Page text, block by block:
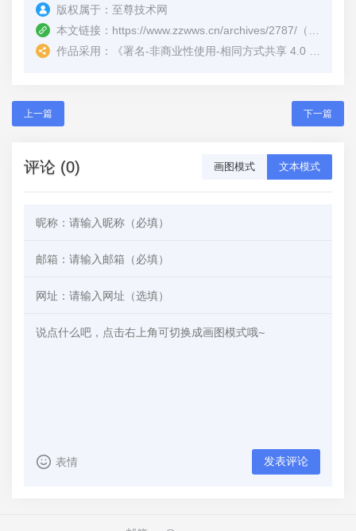
版权属于： 至尊技术网
本文链接： https://www.zzwws.cn/archives/2787/ （转载时请注明本文出处及文章链接）
作品采用：
《署名-非商业性使用-相同方式共享 4.0 国际 (CC BY-NC-SA 4.0)
上一篇 下一篇
评论 (0) 画图模式 文本模式
表情 发表评论